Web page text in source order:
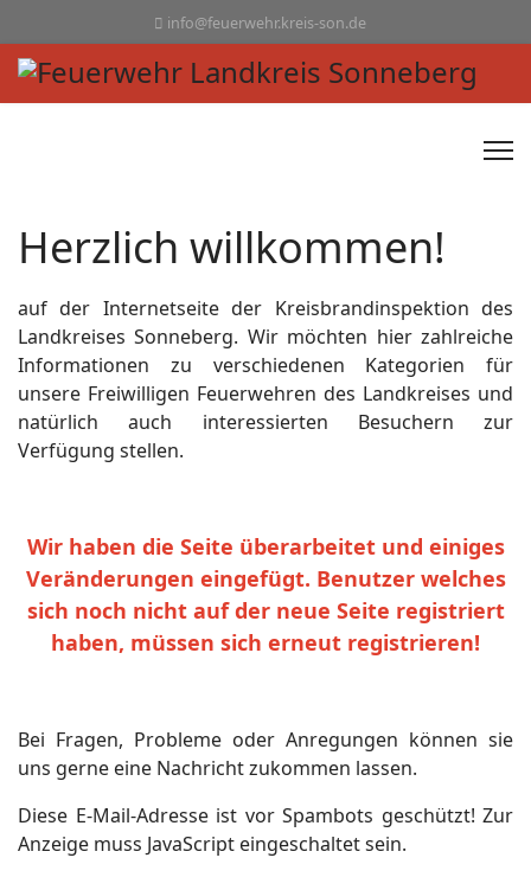
info@feuerwehr.kreis-son.de
Herzlich willkommen!
auf der Internetseite der Kreisbrandinspektion des
Landkreises Sonneberg. Wir möchten hier zahlreiche
Informationen zu verschiedenen Kategorien für
unsere Freiwilligen Feuerwehren des Landkreises und
natürlich auch interessierten Besuchern zur
Verfügung stellen.
Wir haben die Seite überarbeitet und einiges
Veränderungen eingefügt. Benutzer welches
sich noch nicht auf der neue Seite registriert
haben, müssen sich erneut registrieren!
Bei Fragen, Probleme oder Anregungen können sie
uns gerne eine Nachricht zukommen lassen.
Diese E-Mail-Adresse ist vor Spambots geschützt! Zur
Anzeige muss JavaScript eingeschaltet sein.